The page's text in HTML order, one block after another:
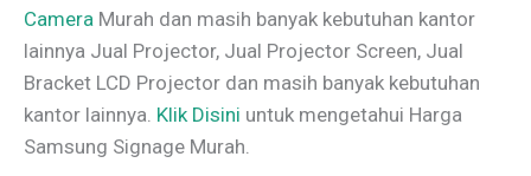
Camera Murah dan masih banyak kebutuhan kantor
lainnya Jual Projector, Jual Projector Screen, Jual
Bracket LCD Projector dan masih banyak kebutuhan
kantor lainnya. Klik Disini untuk mengetahui Harga
Samsung Signage Murah.